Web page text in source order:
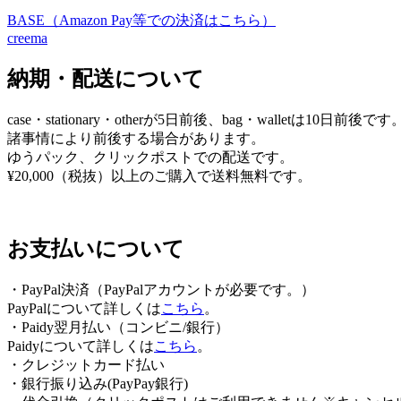
ビ
ー
シ
ョ
ン
BASE（Amazon Pay等での決済はこちら）
creema
納期・配送について
case・stationary・otherが5日前後、bag・walletは10日前後です
諸事情により前後する場合があります。
ゆうパック、クリックポストでの配送です。
¥20,000（税抜）以上のご購入で送料無料です。
お支払いについて
・PayPal決済（PayPalアカウントが必要です。）
PayPalについて詳しくはこちら 。
・Paidy翌⽉払い（コンビニ/銀⾏）
Paidyについて詳しくはこちら 。
・クレジットカード払い
・銀行振り込み(PayPay銀行)